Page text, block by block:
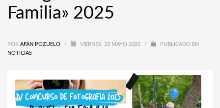
Familia» 2025
POR AFAN POZUELO / VIERNES, 23 MAYO 2025 /
PUBLICADO EN
NOTICIAS